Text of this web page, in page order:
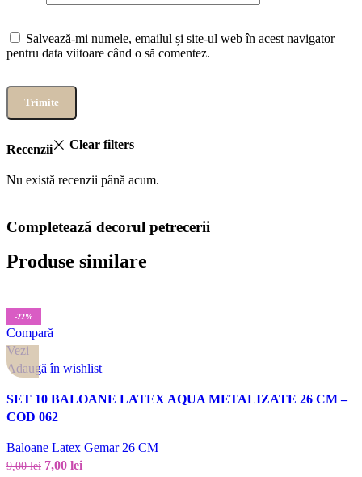
Recenzii Clear filters
Nu există recenzii până acum.
Salvează-mi numele, emailul și site-ul web în acest navigator
pentru data viitoare când o să comentez.
Completează decorul petrecerii
Produse similare
-22%
Compară
Vezi
Adaugă în wishlist
SET 10 BALOANE LATEX AQUA METALIZATE 26 CM –
COD 062
Baloane Latex Gemar 26 CM
9,00lei 7,00 lei